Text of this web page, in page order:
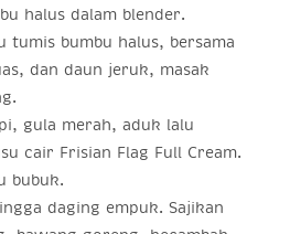
halus dalam blender.
tumis bumbu halus, bersama
dan daun jeruk, masak
gula merah, aduk lalu
cair Frisian Flag Full Cream.
bubuk.
daging empuk. Sajikan